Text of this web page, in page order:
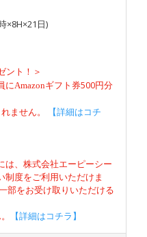
×8H×21日)
ント！＞
にAmazonギフト券500円分
ません。
【詳細はコチ
は、株式会社エーピーシー
制度をご利用いただけま
部をお受け取りいただける
【詳細はコチラ】